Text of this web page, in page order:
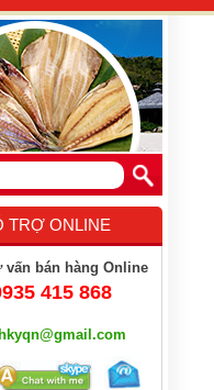
TRỢ ONLINE
vấn bán hàng Online
415 868